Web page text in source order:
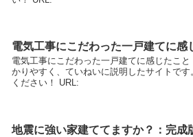
電気工事にこだわった一戸建てに感
電気工事にこだわった一戸建てに感じたこ
かりやすく、ていねいに説明したサイトで
ください！ URL:
地震に強い家建ててますか？：完成